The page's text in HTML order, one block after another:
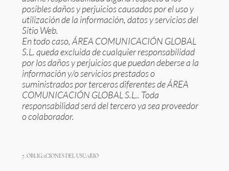
posibles daños y perjuicios causados por el uso y
utilización de la información, datos y servicios del
Sitio Web.
En todo caso, ÁREA COMUNICACIÓN GLOBAL
S.L. queda excluida de cualquier responsabilidad
por los daños y perjuicios que puedan deberse a la
información y/o servicios prestados o
suministrados por terceros diferentes de ÁREA
COMUNICACIÓN GLOBAL S.L.. Toda
responsabilidad será del tercero ya sea proveedor
o colaborador.
7. OBLIGACIONES DEL USUARIO